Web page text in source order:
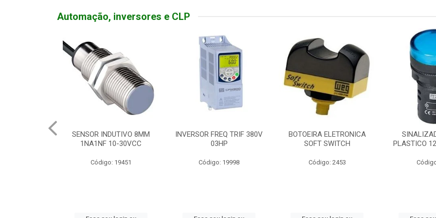
Automação, inversores e CLP
INVERSOR FREQ TRIF 380V
03HP
Código: 19998
BOTOEIRA ELETRONICA
SOFT SWITCH
Código: 2453
SINALIZADOR 22MM
PLASTICO 12V AC/DC AZ
Código: 6154
CONTATOR
1NANF